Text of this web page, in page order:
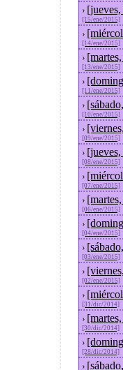
›
[15/ene/2015]
›
[14/ene/2015]
›
[13/ene/2015]
›
[11/ene/2015]
›
[10/ene/2015]
›
[09/ene/2015]
›
[08/ene/2015]
›
[07/ene/2015]
›
[06/ene/2015]
›
[04/ene/2015]
›
[03/ene/2015]
›
[02/ene/2015]
›
[31/dic/2014]
›
[30/dic/2014]
›
[28/dic/2014]
›